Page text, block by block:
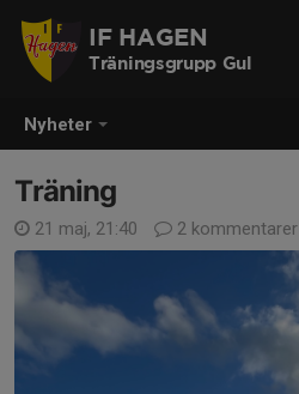
Nyheter
IF HAGEN
Träningsgrupp Gul
Träning
21 maj, 21:40 2 kommentarer